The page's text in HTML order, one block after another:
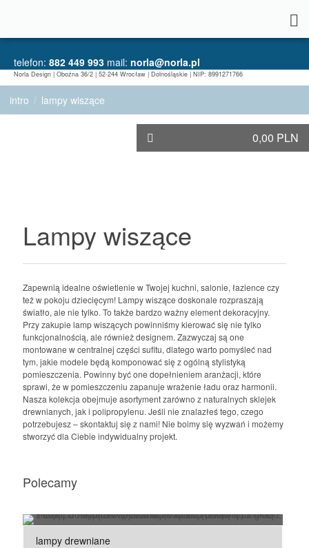
telefon: 882 449 993 mail: norla@norla.pl
Norla Design | Oboźna 36/2 | 52-244 Wrocław | Dolnośląskie | NIP: 8991271766
intro lampy wiszące
0,00 PLN
Lampy wiszące
Zapewnią idealne oświetlenie w Twojej kuchni, salonie, łazience czy
też w pokoju dziecięcym! Lampy wiszące doskonale rozpraszają
światło, ale nie tylko. To także bardzo ważny element dekoracyjny.
Przy zakupie lamp wiszących powinniśmy kierować się nie tylko
funkcjonalnością, ale również designem. Zazwyczaj są one
montowane w centralnej części sufitu, dlatego warto pomyśleć nad
tym, jakie modele będą komponować się z ogólną stylistyką
pomieszczenia. Powinny być one dopełnieniem aranżacji, które
sprawi, że w pomieszczeniu zapanuje wrażenie ładu oraz harmonii.
Nasza kolekcja obejmuje asortyment zarówno z naturalnych sklejek
drewnianych, jak i polipropylenu. Jeśli nie znalazłeś tego, czego
potrzebujesz – skontaktuj się z nami! Nie boimy się wyzwań i możemy
stworzyć dla Ciebie indywidualny projekt.
Polecamy
lampy drewniane